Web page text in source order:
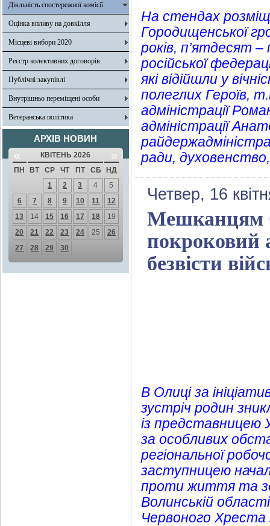
Діяльність спостережної комісії
Оцінка впливу на довкілля
Місцеві вибори 2020
Реєстр колективних договорів
Публічні закупівлі
Внутрішньо переміщені особи
Ветеранська політика
АРХІВ НОВИН
« КВІТЕНЬ 2026 »
ПН ВТ СР ЧТ ПТ СБ
НД
1
2 3 4
5
6
7 8 9 10 11
12
13
14 15 16 17 18
19
20
21 22 23 24 25
26
27
28 29 30
На стендах
Городищенської
років, п’ятдесят
російської
які відійшли у
полеглих Героїв,
адміністрації
адміністрації
ради,
Четвер, 16
Мешканцям
покроковий
безвісти
В Олиці за
зустріч родин
із представницею
за особливих
регіональної
заступницею
проти життя та
Волинській
Червоного Хреста